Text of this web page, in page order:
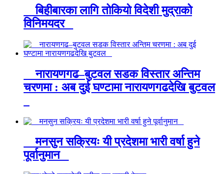
बिहीबारका लागि तोकियो विदेशी मुद्राको
विनिमयदर
नारायणगढ–बुटवल सडक विस्तार अन्तिम
चरणमा : अब दुई घण्टामा नारायणगढदेखि बुटवल
मनसुन सक्रियः यी प्रदेशमा भारी वर्षा हुने
पूर्वानुमान